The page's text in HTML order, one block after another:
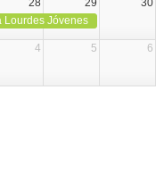
28 29
30
Lourdes Jóvenes
4 5 6